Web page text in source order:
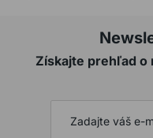
Získajte prehľad o